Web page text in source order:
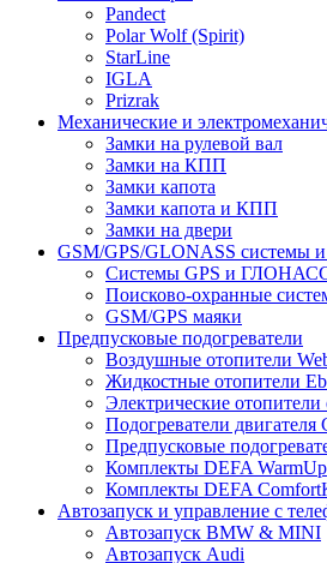
Pandect
Polar Wolf (Spirit)
StarLine
IGLA
Prizrak
Механические и
Замки на рулевой вал
Замки на КПП
Замки капота
Замки капота и КПП
Замки на двери
GSM/GPS/GLONASS системы
Системы GPS и
Поисково-охранные
GSM/GPS маяки
Предпусковые подогреватели
Воздушные отопители
Жидкостные отопители
Электрические отопители
Подогреватели двигателя
Предпусковые
Комплекты DEFA WarmUp
Комплекты DEFA
Автозапуск и управление с
Автозапуск BMW & MINI
Автозапуск Audi